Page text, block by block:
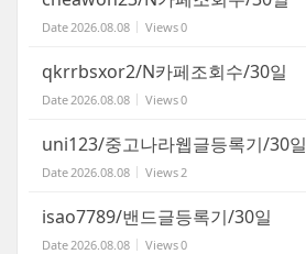
Date 2026.08.08 Views0
qkrrbsxor2/N카페조회수/30일
Date 2026.08.08 Views0
uni123/중고나라웹글등록기/30일
Date 2026.08.08 Views 2
isao7789/밴드글등록기/30일
Date 2026.08.08 Views0